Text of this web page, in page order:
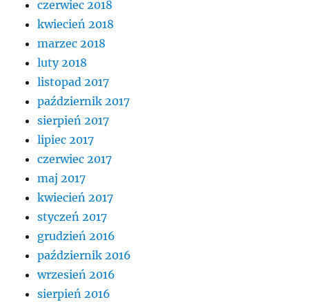
czerwiec 2018
kwiecień 2018
marzec 2018
luty 2018
listopad 2017
październik 2017
sierpień 2017
lipiec 2017
czerwiec 2017
maj 2017
kwiecień 2017
styczeń 2017
grudzień 2016
październik 2016
wrzesień 2016
sierpień 2016